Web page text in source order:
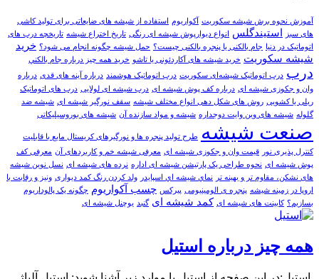
آموزش نحوه برش شیشه سکوریت آکواریوم
استفاده از شیشه های ضایعاتی برای تولید کاشی
های سبز
استیندگلس انواع دیوارپوش شیشه ای رنگی تاریخ اختراع شیشه تاریخچه درب های
اتوماتیک در دنیا
جام بالکنی یا پنجره بالکنی چیست؟ حمل شیشه چگونه انجام می شود؟ خرید
شیشه سکوریت خرید شیشه های آکاردئونی یا تاشو خرید همه چيز درباره جام بالکني
درب درب اتوماتیک شیشه‌ای سکوریت درب اتوماتیک هوشمند درباره آینه های قدی درباره
وان و جکوزی شیشه ای درباره کف پوش شیشه ای درب شیشه ای لولایی درب های اتوماتیک
ریلی یا کشویی روش های شکل دهی انواع مختلف شیشه سقف نورگیر شیشه ای شیشه ضد
گلوله شیشه های وین وایت دوجداره شیشه و مواد سازنده آن شیشه‌ های بوروسیلیکاتی
صنعت شیشه
طرح تولید پنجره ها و نورگیرهای کریستال مایع با قابلیت
کنترل پذیری نور
قیمت وان و جکوزی شیشه ای معرفی شیشه خم و کاربردهای آن معرفی کف
پوش شیشه ای نحوه طراحی یک پارتیشن شیشه ای اداره نرده های شیشه ای نسل نوین شیشه
های نشکن، مقاوم تر و بهینه تر
نماي شيشه اي اسپايدر ولد کردن رنگ کمد دیواری ونیز و رقابت با
اروپا در زمینه شیشه پنجره ی الومینیومی پیرکس چسب آکواریوم چگونه یک پالوداریوم
بسازیم؟ کابینت های شیشه ای کمد شیشه ای گنبد یوچنل شیشه‌ ای
همه چیز درباره استیل